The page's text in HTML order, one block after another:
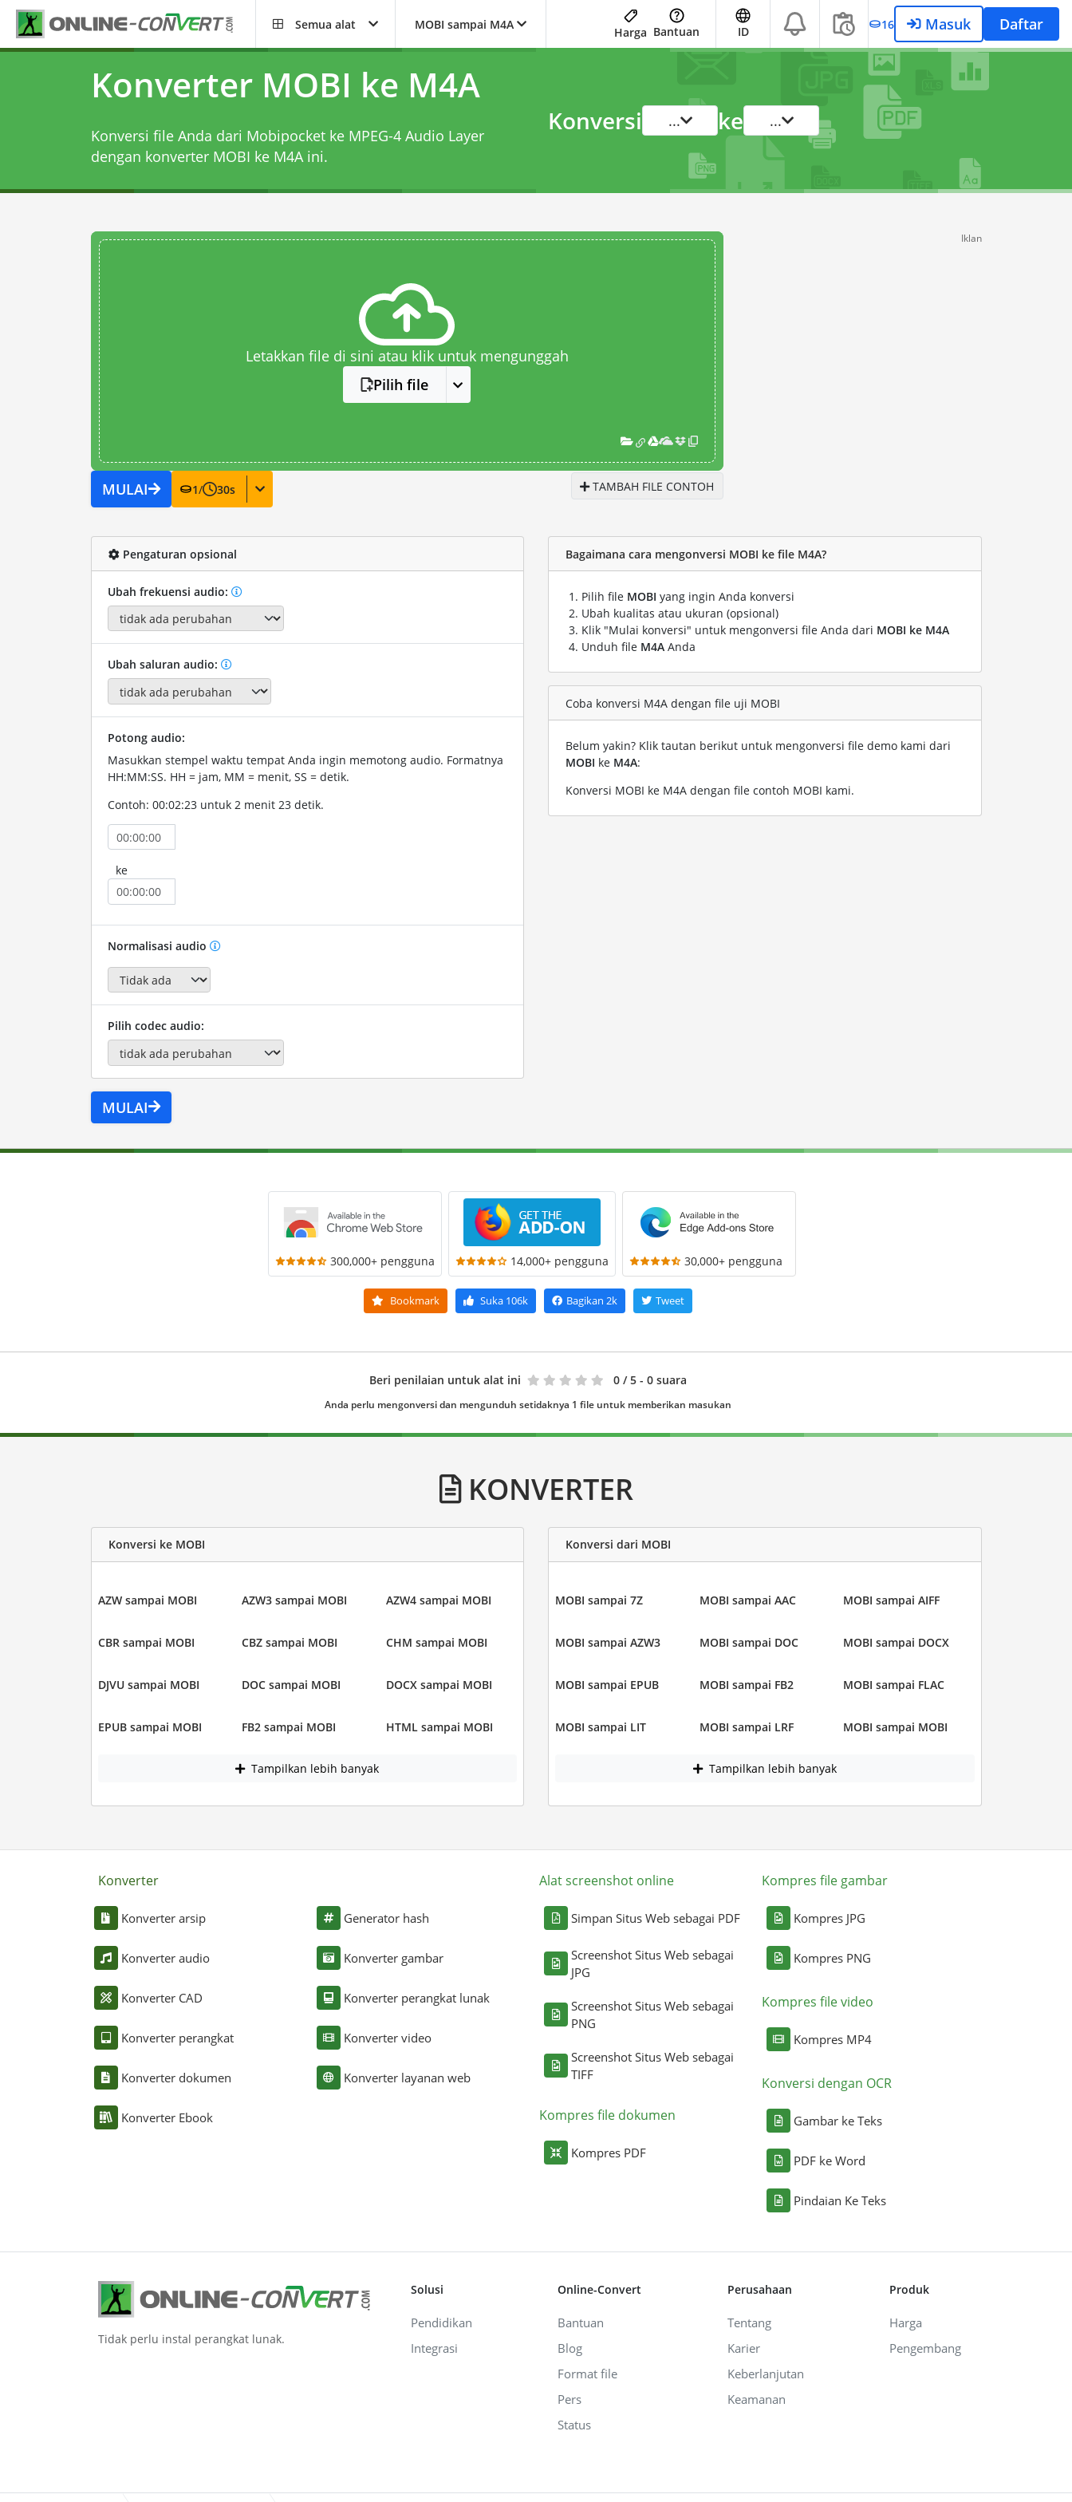
Semua alat MOBI sampai M4A
Harga Bantuan ID 16 Masuk Daftar
Konverter MOBI ke M4A
Konversi file Anda dari Mobipocket ke MPEG-4 Audio Layer
dengan konverter MOBI ke M4Aini.
Konversi ... ke ...
Letakkan file di sini atau klik untuk mengunggah
Pilih file
MULAI 1/ 30s TAMBAH FILE CONTOH
Iklan
Pengaturan opsional
Ubah frekuensi audio:
Ubah saluran audio:
Potong audio:
Masukkan stempel waktu tempat Anda ingin memotong audio. Formatnya
HH:MM:SS. HH = jam, MM = menit, SS = detik.
Contoh: 00:02:23 untuk 2 menit 23 detik.
ke
Normalisasi audio
Pilih codec audio:
MULAI
Bagaimana cara mengonversi MOBI ke file M4A?
Pilih file MOBI yang ingin Anda konversi
Ubah kualitas atau ukuran (opsional)
Klik "Mulai konversi" untuk mengonversi file Anda dari MOBI ke M4A
Unduh file M4A Anda
Coba konversi M4A dengan file uji MOBI
Belum yakin? Klik tautan berikut untuk mengonversi file demo kami dari
MOBI ke M4A:
Konversi MOBI ke M4A dengan file contoh MOBI kami.
300,000+ pengguna 14,000+ pengguna 30,000+ pengguna
Bookmark Suka 106k Bagikan 2k Tweet
Beri penilaian untuk alat ini 0 / 5 - 0 suara
Anda perlu mengonversi dan mengunduh setidaknya 1 file untuk memberikan masukan
KONVERTER
Konversi ke MOBI
AZW sampai MOBI AZW3 sampai MOBI AZW4 sampai MOBI
CBR sampai MOBI CBZ sampai MOBI CHM sampai MOBI
DJVU sampai MOBI DOC sampai MOBI DOCX sampai MOBI
EPUB sampai MOBI FB2 sampai MOBI HTML sampai MOBI
Tampilkan lebih banyak
Konversi dari MOBI
MOBI sampai 7Z MOBI sampai AAC MOBI sampai AIFF
MOBI sampai AZW3 MOBI sampai DOC MOBI sampai DOCX
MOBI sampai EPUB MOBI sampai FB2 MOBI sampai FLAC
MOBI sampai LIT MOBI sampai LRF MOBI sampai MOBI
Tampilkan lebih banyak
Konverter
Konverter arsip
Konverter audio
Konverter CAD
Konverter perangkat
Konverter dokumen
Konverter Ebook
Generator hash
Konverter gambar
Konverter perangkat lunak
Konverter video
Konverter layanan web
Alat screenshot online
Simpan Situs Web sebagai PDF
Screenshot Situs Web sebagai
JPG
Screenshot Situs Web sebagai
PNG
Screenshot Situs Web sebagai
TIFF
Kompres file dokumen
Kompres PDF
Kompres file gambar
Kompres JPG
Kompres PNG
Kompres file video
Kompres MP4
Konversi dengan OCR
Gambar ke Teks
PDF ke Word
Pindaian Ke Teks
Tidak perlu instal perangkat lunak.
Solusi
Pendidikan
Integrasi
Online-Convert
Bantuan
Blog
Format file
Pers
Status
Perusahaan
Tentang
Karier
Keberlanjutan
Keamanan
Produk
Harga
Pengembang